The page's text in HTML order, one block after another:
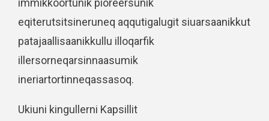
immikkoortunik pioreersunik
eqiterutsitsineruneq aqqutigalugit siuarsaanikkut
patajaallisaanikkullu illoqarfik
illersorneqarsinnaasumik
ineriartortinneqassasoq.
Ukiuni kingullerni Kapsillit